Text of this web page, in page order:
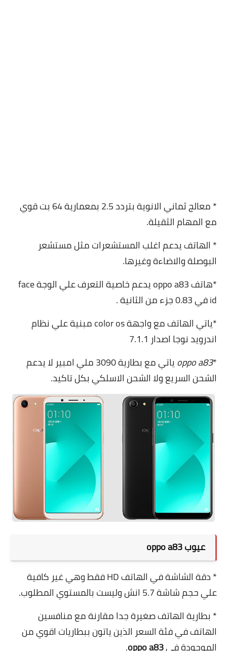
* معالج ثماني الانوية بتردد 2.5 بمعمارية 64 بت قوي
مع المهام الثقيلة.
* الهاتف يدعم اغلب المستشعرات مثل مستشعر
البوصلة والاضاءة وغيرها.
*هاتف oppo a83 يدعم خاصية التعرف علي الوجة face
id في 0.83 جزء من الثانية .
*ياتي الهاتف مع واجهة color os مبنية علي نظام
اندرويد نوجا اصدار 7.1.1
*
oppo a83
ياتي مع بطارية 3090 ملي امبير لا يدعم
الشحن السريع ولا الشحن الاسلكي بكل تاكيد.
عيوب oppo a83
* دقة الشاشة في الهاتف HD فقط وهي غير كافية
علي حجم شاشة 5.7 انش وليست بالمستوي المطلوب.
* بطارية الهاتف صغيرة جدا مقارنة مع منافسين
الهاتف في فئة السعر الذين ياتون ببطاريات اقوي من
الموجودة فيoppo a83
.